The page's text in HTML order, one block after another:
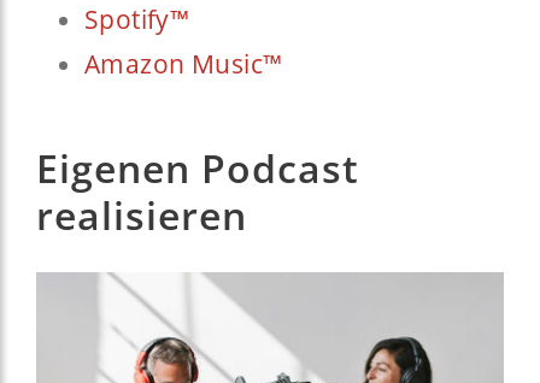
Spotify™
Amazon Music™
Eigenen Podcast
realisieren